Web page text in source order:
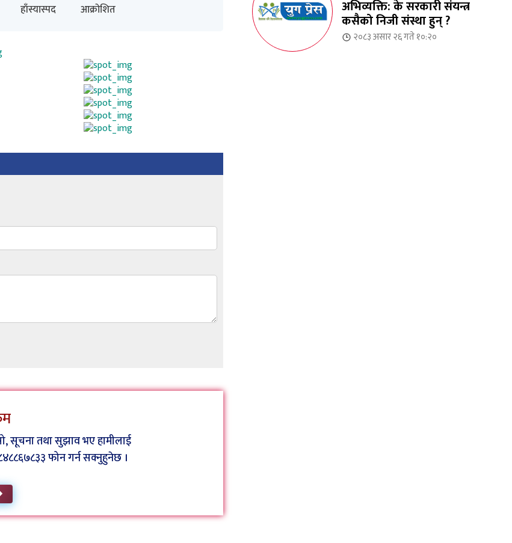
हाँस्यास्पद आक्रोशित
सूचना तथा सुझाव भए हामीलाई
फोन गर्न सक्नुहुनेछ ।
अभिव्यक्ति: के सरकारी संयन्त्र
कसैको निजी संस्था हुन् ?
२०८३ असार २६ गते १०:२०